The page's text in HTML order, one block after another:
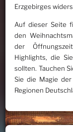
Erzgebirges
Auf dieser Seite
den
der
Highlights, die
sollten. Tauchen
Sie die Magie
Regionen